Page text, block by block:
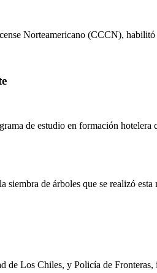
Norteamericano (CCCN), habilitó
de estudio en formación hotelera
de árboles que se realizó
Los Chiles, y Policía de